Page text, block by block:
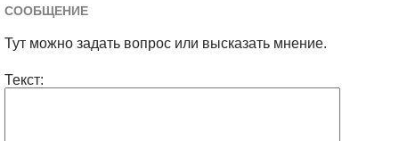
СООБЩЕНИЕ
Тут можно задать вопрос или высказать мнение.
Текст: